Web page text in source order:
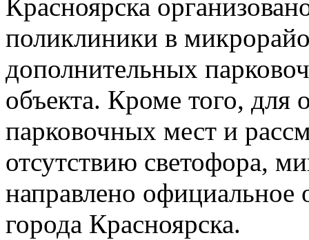
Красноярска
поликлиники в
дополнительных
объекта. Кроме того, для
парковочных мест и
отсутствию светофора,
направлено
города Красноярска.